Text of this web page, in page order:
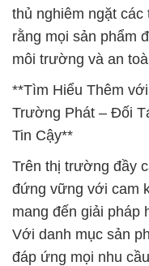
thủ nghiêm ngặt
rằng mọi sản phẩm
môi trường và an
**Tìm Hiểu Thêm
Trường Phát – Đối
Tin Cậy**
Trên thị trường đầy
đứng vững với cam
mang đến giải pháp
Với danh mục sản
đáp ứng mọi nhu